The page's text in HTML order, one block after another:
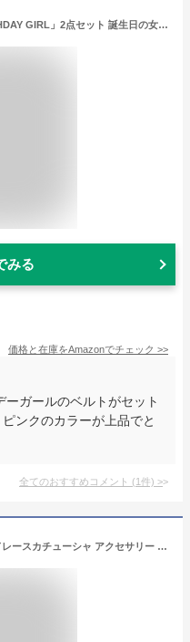
[DFsucces] 誕生日 王冠 「BIRTHDAY GIRL」2点セット 誕生日の女の子ベルトセット おしゃれ 誕生日カチューシャ バースデー 飾り 舞台衣装 結婚式 パーティー (ローズゴールド)
みる
価格と在庫をAmazonでチェック >>
ガールのベルトがセット
ンクのカラーが上品でと
全てのおすすめコメント (1件) >
【メール便送料無料】即納 コードレースカチューシャ アクセサリー ヘアアクセサリー フォーマル 子供用小物 結婚式 発表会 子供ドレス キッズパール 女の子 ガールズ キッズ カジュアル フォーマル ヘアアレンジ ワンピース 髪飾り 髪留め《返品交換不可》kw